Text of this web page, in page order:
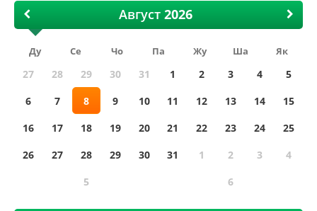
Август
Ду Се Чо Па Жу Ша Як
27 28 29 30 31 1 2 3 4
5
6
7 8 9 10 11 12 13 14
15
16
17 18 19 20 21 22 23 24
25
26
27 28 29 30 31 1 2 3
4
5
6